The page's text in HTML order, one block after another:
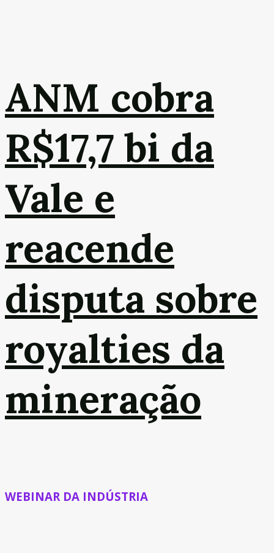
ANM cobra
R$17,7 bi da
Vale e
reacende
disputa sobre
royalties da
mineração
WEBINAR DA INDÚSTRIA